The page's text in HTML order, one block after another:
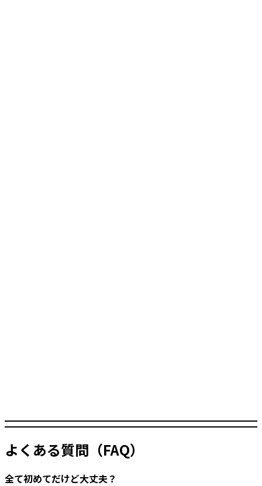
よくある質問（FAQ）
全て初めてだけど大丈夫？